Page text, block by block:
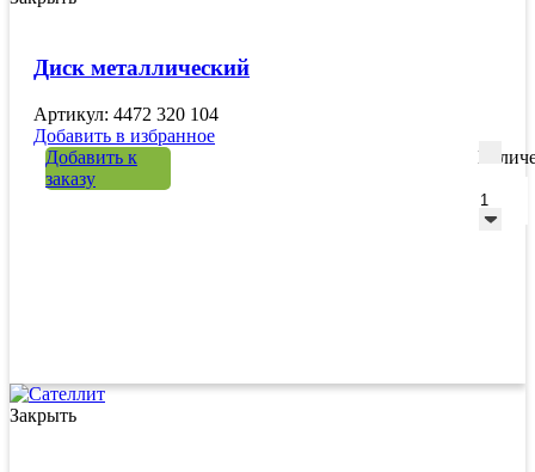
Диск металлический
Артикул: 4472 320 104
Добавить в избранное
Добавить к
заказу
Закрыть